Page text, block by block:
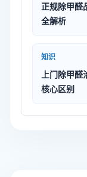
正规除甲醛
全解析
知识
上门除甲醛
核心区别